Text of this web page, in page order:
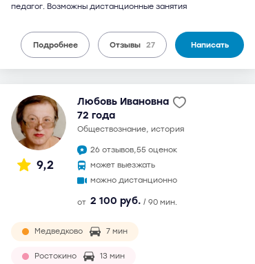
педагог. Возможны дистанционные занятия
Подробнее Отзывы 27 Написать
9,2
Любовь Ивановна
72 года
обществознание, история
26 отзывов,55 оценок
может выезжать
можно дистанционно
от 2 100 руб. / 90 мин.
Медведково 7 мин
Ростокино 13 мин